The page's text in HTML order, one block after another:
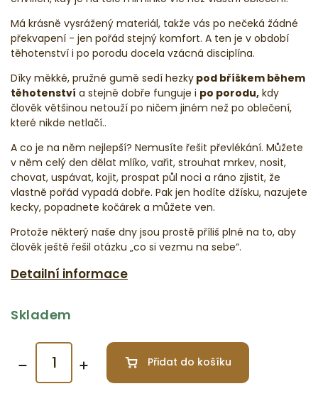
Má krásně vysrážený materiál, takže vás po nečeká žádné
překvapení - jen pořád stejný komfort. A ten je v období
těhotenství i po porodu docela vzácná disciplína.
Díky měkké, pružné gumě sedí hezky pod bříškem během
těhotenství a stejně dobře funguje i po porodu, kdy
člověk většinou netouží po ničem jiném než po oblečení,
které nikde netlačí..
A co je na něm nejlepší? Nemusíte řešit převlékání. Můžete
v něm celý den dělat mlíko, vařit, strouhat mrkev, nosit,
chovat, uspávat, kojit, prospat půl noci a ráno zjistit, že
vlastně pořád vypadá dobře. Pak jen hodíte džísku, nazujete
kecky, popadnete kočárek a můžete ven.
Protože některý naše dny jsou prostě příliš plné na to, aby
člověk ještě řešil otázku „co si vezmu na sebe“.
Detailní informace
Skladem
Přidat do košíku